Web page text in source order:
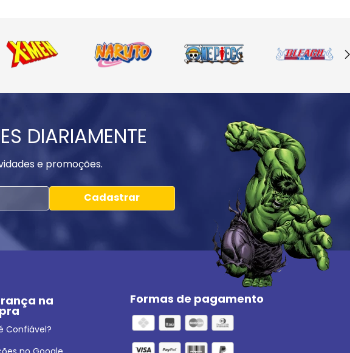
DIARIAMENTE
e promoções.
Cadastrar
na
Confiável?
Formas de pagamento